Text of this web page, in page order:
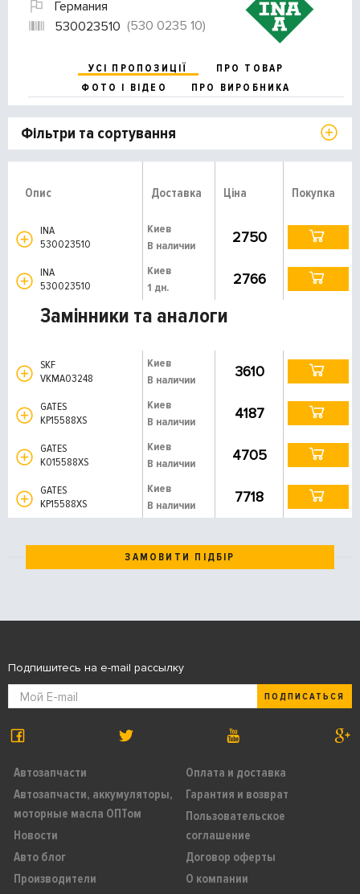
Германия
530023510 (530 0235 10)
УСІ ПРОПОЗИЦІЇ
ПРО ТОВАР
ФОТО І ВІДЕО
ПРО ВИРОБНИКА
Фільтри та сортування
Опис Доставка Ціна Покупка
INA
530023510
Киев
В наличии
2750
INA
530023510
Киев
1 дн.
2766
Замінники та аналоги
SKF
VKMA03248
Киев
В наличии
3610
GATES
KP15588XS
Киев
В наличии
4187
GATES
K015588XS
Киев
В наличии
4705
GATES
KP15588XS
Киев
В наличии
7718
ЗАМОВИТИ ПІДБІР
Автозапчасти
Автозапчасти, аккумуляторы,
моторные масла ОПТом
Новости
Авто блог
Производители
Оплата и доставка
Гарантия и возврат
Пользовательское
соглашение
Договор оферты
О компании
Подпишитесь на e-mail рассылку
ПОДПИСАТЬСЯ